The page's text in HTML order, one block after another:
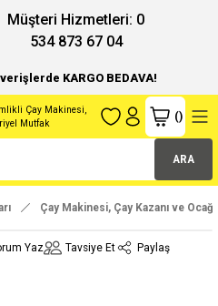
Müşteri Hizmetleri: 0
534 873 67 04
KARGO BEDAVA!
ARA
()
Çay Makinesi, Çay Kazanı ve Ocağı
Yaz Tavsiye Et Paylaş